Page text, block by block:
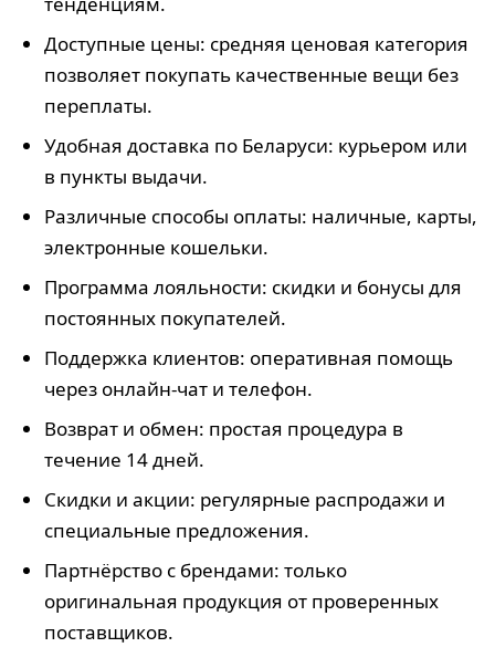
Доступные цены: средняя ценовая категория
позволяет покупать качественные вещи без
переплаты.
Удобная доставка по Беларуси: курьером или
в пункты выдачи.
Различные способы оплаты: наличные, карты,
электронные кошельки.
Программа лояльности: скидки и бонусы для
постоянных покупателей.
Поддержка клиентов: оперативная помощь
через онлайн-чат и телефон.
Возврат и обмен: простая процедура в
течение 14 дней.
Скидки и акции: регулярные распродажи и
специальные предложения.
Партнёрство с брендами: только
оригинальная продукция от проверенных
поставщиков.